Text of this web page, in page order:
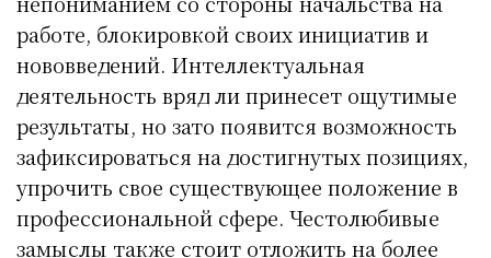
работе, блокировкой своих инициатив и
нововведений. Интеллектуальная
деятельность вряд ли принесет ощутимые
результаты, но зато появится возможность
зафиксироваться на достигнутых позициях,
упрочить свое существующее положение в
профессиональной сфере. Честолюбивые
замыслы также стоит отложить на более